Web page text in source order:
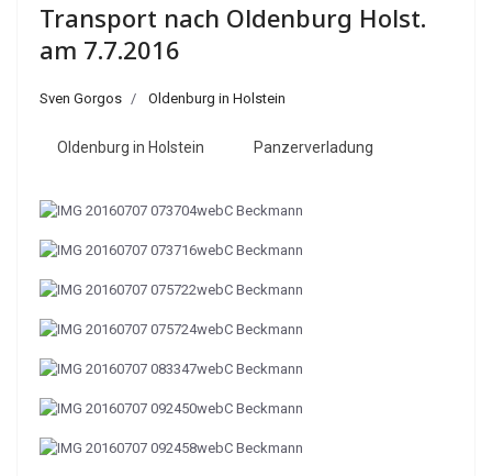
Transport nach Oldenburg Holst.
am 7.7.2016
Sven Gorgos Oldenburg in Holstein
Oldenburg in Holstein Panzerverladung